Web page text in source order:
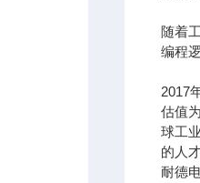
随着
编程
2017
估值
球工
的人
耐德